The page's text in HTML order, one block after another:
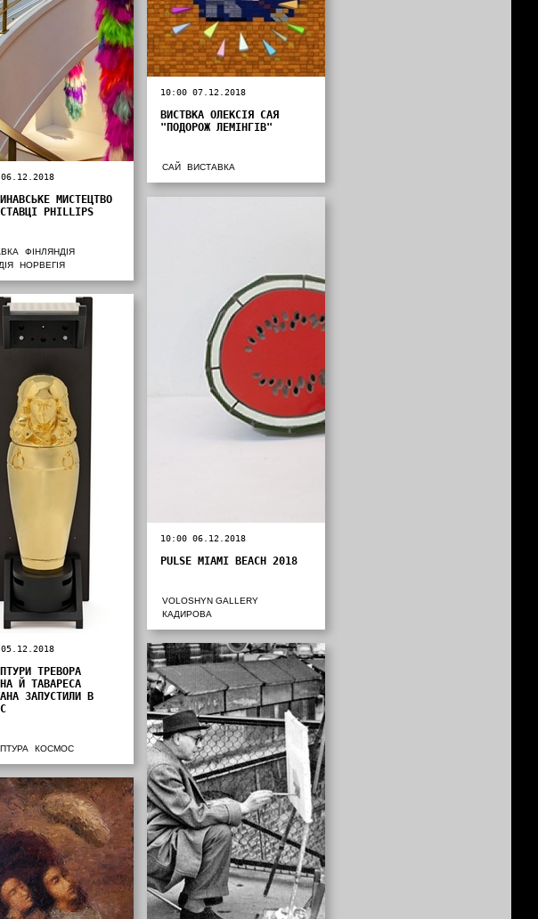
10:00 07.12.2018
ВИСТВКА ОЛЕКСІЯ САЯ
"ПОДОРОЖ ЛЕМІНГІВ"
САЙ
ВИСТАВКА
МИСТЕЦТВО
PHILLIPS
ФІНЛЯНДІЯ
НОРВЕГІЯ
10:00 06.12.2018
PULSE MIAMI BEACH 2018
VOLOSHYN GALLERY
КАДИРОВА
ТРЕВОРА
Й ТАВАРЕСА
ЗАПУСТИЛИ В
КОСМОС